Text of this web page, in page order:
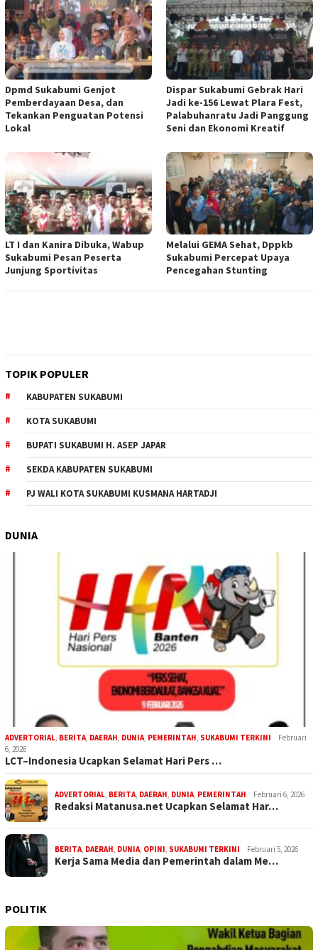
Dpmd Sukabumi Genjot
Pemberdayaan Desa, dan
Tekankan Penguatan Potensi
Lokal
Dispar Sukabumi Gebrak Hari
Jadi ke-156 Lewat Plara Fest,
Palabuhanratu Jadi Panggung
Seni dan Ekonomi Kreatif
LT I dan Kanira Dibuka, Wabup
Sukabumi Pesan Peserta
Junjung Sportivitas
Melalui GEMA Sehat, Dppkb
Sukabumi Percepat Upaya
Pencegahan Stunting
TOPIK POPULER
KABUPATEN SUKABUMI
KOTA SUKABUMI
BUPATI SUKABUMI H. ASEP JAPAR
SEKDA KABUPATEN SUKABUMI
PJ WALI KOTA SUKABUMI KUSMANA HARTADJI
DUNIA
ADVERTORIAL, BERITA, DAERAH, DUNIA, PEMERINTAH, SUKABUMI TERKINI
Februari
6, 2026
LCT–Indonesia Ucapkan Selamat Hari Pers …
ADVERTORIAL, BERITA, DAERAH, DUNIA, PEMERINTAH Februari 6, 2026
Redaksi Matanusa.net Ucapkan Selamat Har…
BERITA, DAERAH, DUNIA, OPINI, SUKABUMI TERKINI Februari 5, 2026
Kerja Sama Media dan Pemerintah dalam Me…
POLITIK